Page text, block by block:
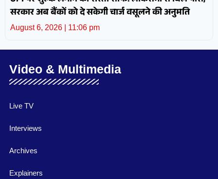
सरकार अब बैंकों को दे सकेगी चार्ज वसूलने की अनुमति
August 6, 2026 11:06 pm
Video & Multimedia
Live TV
Interviews
Archives
Explainers